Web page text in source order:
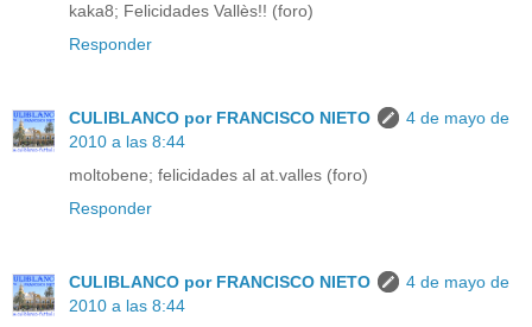
kaka8; Felicidades Vallès!! (foro)
Responder
CULIBLANCO por FRANCISCO NIETO
4 de mayo de
2010 a las 8:44
moltobene; felicidades al at.valles (foro)
Responder
CULIBLANCO por FRANCISCO NIETO
4 de mayo de
2010 a las 8:44